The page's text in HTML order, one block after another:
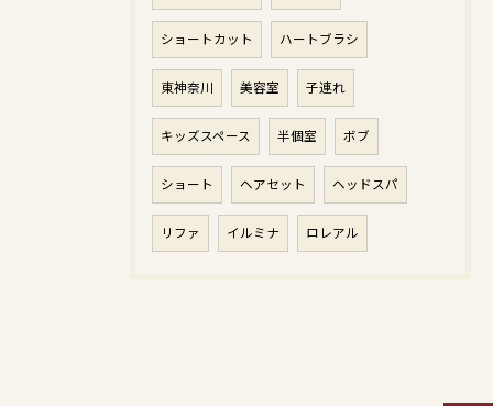
ショートカット ハートブラシ
東神奈川 美容室 子連れ
キッズスペース 半個室 ボブ
ショート ヘアセット ヘッドスパ
リファ イルミナ ロレアル